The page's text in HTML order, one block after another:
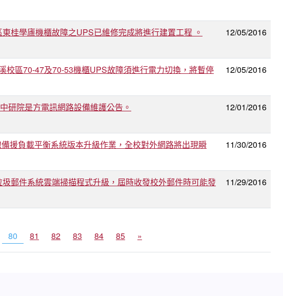
桂學廬機櫃故障之UPS已維修完成將進行建置工程 。 12/05/2016
校區70-47及70-53機櫃UPS故障須進行電力切換，將暫停
12/05/2016
研院是方電訊網路設備維護公告。 12/01/2016
援負載平衡系統版本升級作業，全校對外網路將出現瞬
11/30/2016
郵件系統雲端掃描程式升級，屆時收發校外郵件時可能發
11/29/2016
80 81 82 83 84 85 »